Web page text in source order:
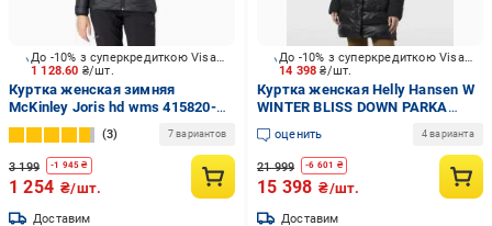
1 128.60 ₴/шт.
До -10% з суперкредиткою Visa Вигода
Куртка женская зимняя
McKinley Joris hd wms 415820-
057 р.S черная
3 7 вариантов
3 199 -1 945 ₴
1 254 ₴/шт.
Доставим
14 398₴/шт.
До -10% з суперкредиткою Visa Вигода
Куртка женская Helly Hansen W
WINTER BLISS DOWN PARKA
54461-990 р.L черная
оценить 4 варианта
21 999 -6 601 ₴
15 398 ₴/шт.
Доставим